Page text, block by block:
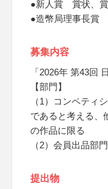
●新人賞 賞状、
●造幣局理事長賞
募集内容
「2026年 第43回
【部門】
（1）コンペティ
であると考える、
の作品に限る
（2）会員出品部
提出物